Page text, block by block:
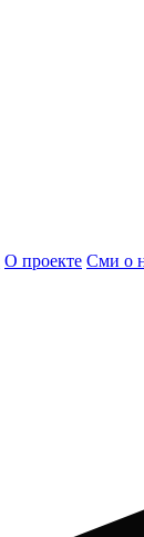
О проекте Сми о